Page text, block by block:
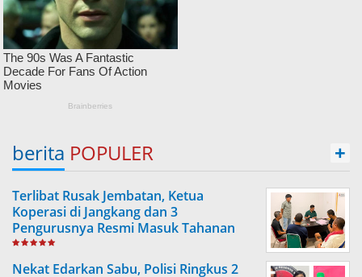
berita POPULER +
Terlibat Rusak Jembatan, Ketua
Koperasi di Jangkang dan 3
Pengurusnya Resmi Masuk Tahanan
Jaksa
Nekat Edarkan Sabu, Polisi Ringkus 2